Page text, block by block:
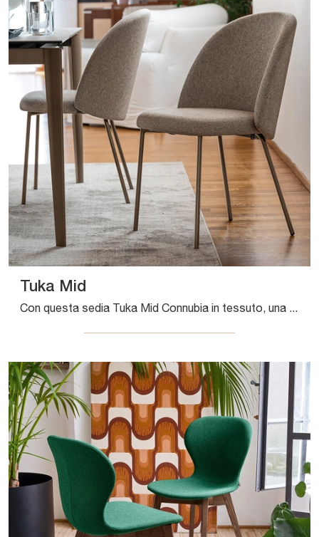
Tuka Mid
Con questa sedia Tuka Mid Connubia in tessuto, una tra le nostre sedute fisse moderne, potrai completare i tuoi spazi.